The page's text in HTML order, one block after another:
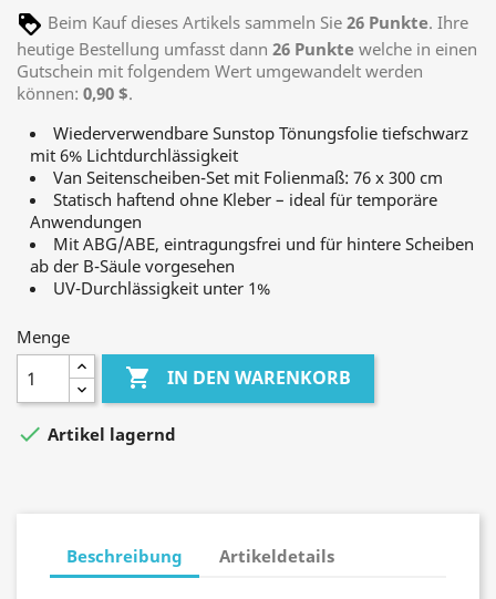
Beim Kauf dieses Artikels sammeln Sie 26 Punkte. Ihre
heutige Bestellung umfasst dann 26 Punkte welche in einen
Gutschein mit folgendem Wert umgewandelt werden
können: 0,90 $.
Wiederverwendbare Sunstop Tönungsfolie tiefschwarz
mit 6% Lichtdurchlässigkeit
Van Seitenscheiben-Set mit Folienmaß: 76 x 300 cm
Statisch haftend ohne Kleber – ideal für temporäre
Anwendungen
Mit ABG/ABE, eintragungsfrei und für hintere Scheiben
ab der B-Säule vorgesehen
UV-Durchlässigkeit unter 1%
Menge
 IN DEN WARENKORB
 Artikel lagernd
Beschreibung Artikeldetails